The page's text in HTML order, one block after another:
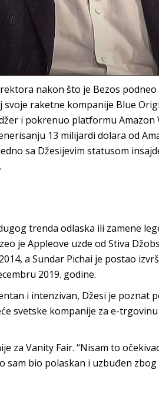
nakon što je Bezos
raketne kompanije Blue
i pokrenuo platformu Amazon
13 milijardi dolara od
sa Džesijevim statusom
trenda odlaska ili zamene
je Appleove uzde od Stiva
a Sundar Pichai je postao
2019. godine.
i intenzivan, Džesi je poznat
svetske kompanije za e-
za Vanity Fair. “Nisam to
sam bio polaskan i uzbuđen